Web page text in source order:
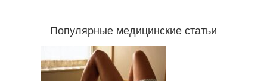
Популярные медицинские статьи